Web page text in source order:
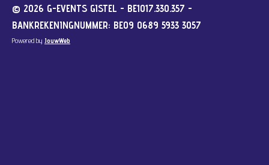
© 2026 G-EVENTS GISTEL - BE1017.330.357 -
BANKREKENINGNUMMER: BE09 0689 5933 3057
Powered by JouwWeb